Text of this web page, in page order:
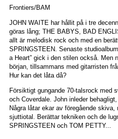
Frontiers/BAM
JOHN WAITE har hållit på i tre
göras lång; THE BABYS, BAD
allt är melodisk rock och med en
SPRINGSTEEN. Senaste
a Heart” gick i den stilen också. Men
början, tillsammans med gitarristen
Hur kan det låta då?
Försiktigt gungande 70-talsrock med
och Coverdale. John inleder
Några låtar ekar av föregående
sjuttiotal. Berättar tekniken och de
SPRINGSTEEN och TOM PETTY...